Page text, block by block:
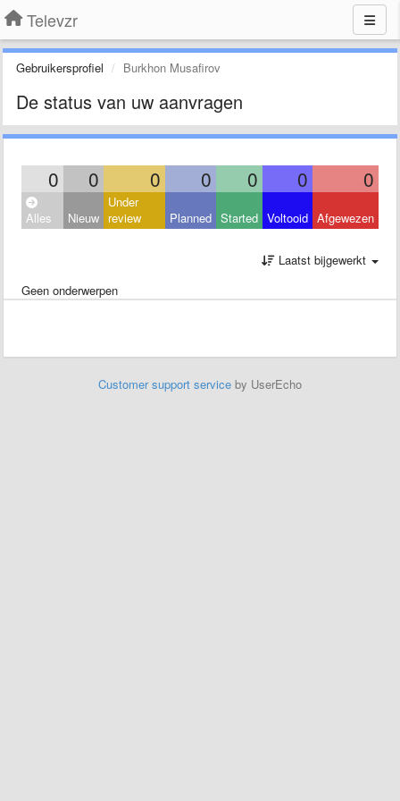
Televzr
Gebruikersprofiel Burkhon Musafirov
De status van uw aanvragen
0 0 0 0 0 0 0
Alles Nieuw
Under
review
Planned Started Voltooid Afgewezen
Laatst bijgewerkt
Geen onderwerpen
Customer support service by UserEcho